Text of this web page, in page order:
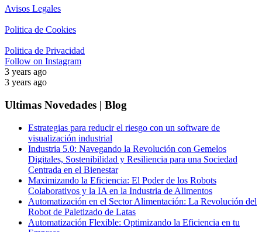
Avisos Legales
Politica de Cookies
Politica de Privacidad
Follow on Instagram
3 years ago
3 years ago
Ultimas Novedades | Blog
Estrategias para reducir el riesgo con un software de
visualización industrial
Industria 5.0: Navegando la Revolución con Gemelos
Digitales, Sostenibilidad y Resiliencia para una Sociedad
Centrada en el Bienestar
Maximizando la Eficiencia: El Poder de los Robots
Colaborativos y la IA en la Industria de Alimentos
Automatización en el Sector Alimentación: La Revolución del
Robot de Paletizado de Latas
Automatización Flexible: Optimizando la Eficiencia en tu